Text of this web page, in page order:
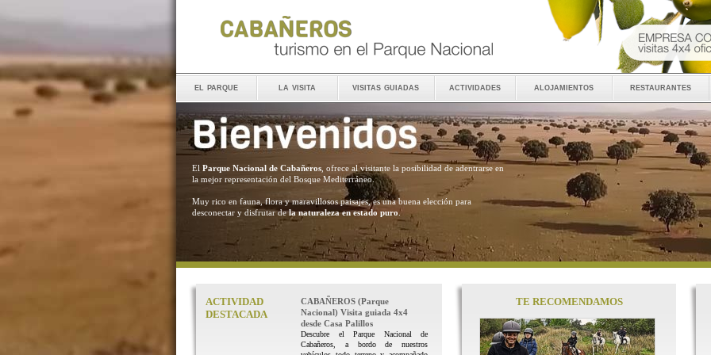
el parque la visita visitas guiadas actividades alojamientos restaurantes
El Parque Nacional de Cabañeros , ofrece al visitante la posibilidad de adentrarse en
la mejor representación del Bosque Mediterráneo.
Muy rico en fauna, flora y maravillosos paisajes, es una buena elección para
desconectar y disfrutar dela naturaleza en estado puro .
ACTIVIDAD
DESTACADA
CABAÑEROS (Parque
Nacional) Visita guiada 4x4
desde Casa Palillos
Descubre el Parque Nacional de
Cabañeros, a bordo de nuestros
TE RECOMENDAMOS